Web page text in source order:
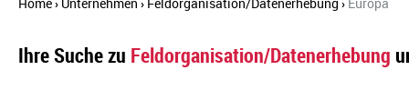
› › ›
Ihre Suche zu Feldorganisation/Datenerhebung